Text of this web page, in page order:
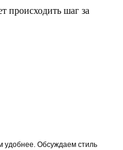
происходить шаг за
удобнее. Обсуждаем стиль